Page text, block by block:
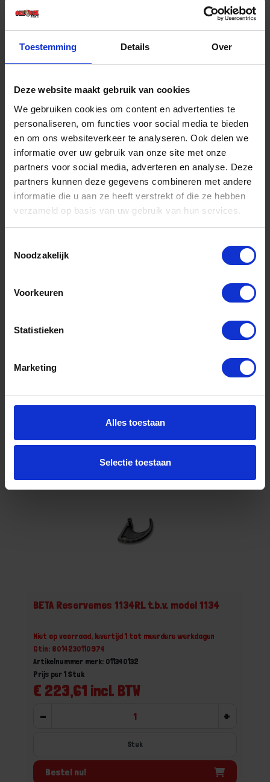
Toestemming Details Over
Deze website maakt gebruik van cookies
We gebruiken cookies om content en advertenties te
personaliseren, om functies voor social media te bieden
en om ons websiteverkeer te analyseren. Ook delen we
informatie over uw gebruik van onze site met onze
partners voor social media, adverteren en analyse. Deze
partners kunnen deze gegevens combineren met andere
informatie die u aan ze heeft verstrekt of die ze hebben
verzameld op basis van uw gebruik van hun services.
Noodzakelijk
Voorkeuren
Statistieken
Marketing
Alles toestaan
Selectie toestaan
€ 744,51 incl. BTW
-
Bestel nu!
Niet op voorraad, levertijd 1 tot meerdere werkdagen
Prijs per 1 Stuk
+
Stuk
BETA Reservemes 1134RL t.b.v. model 1134
Niet op voorraad, levertijd 1 tot meerdere werkdagen
Gtin: 8014230110974
Artikelnummer merk: 011340132
€ 223,61 incl. BTW
Prijs per 1 Stuk
- +
Stuk
Bestel nu!